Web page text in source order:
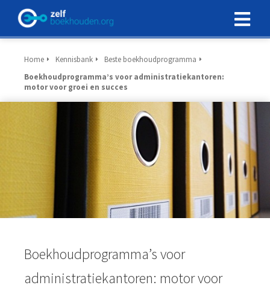
Home Kennisbank
Beste boekhoudprogramma
Boekhoudprogramma’s voor administratiekantoren:
motor voor groei en succes
Boekhoudprogramma’s voor
administratiekantoren: motor voor